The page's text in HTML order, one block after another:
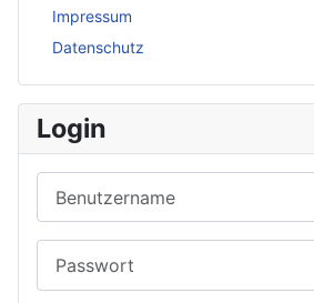
Impressum
Datenschutz
Login